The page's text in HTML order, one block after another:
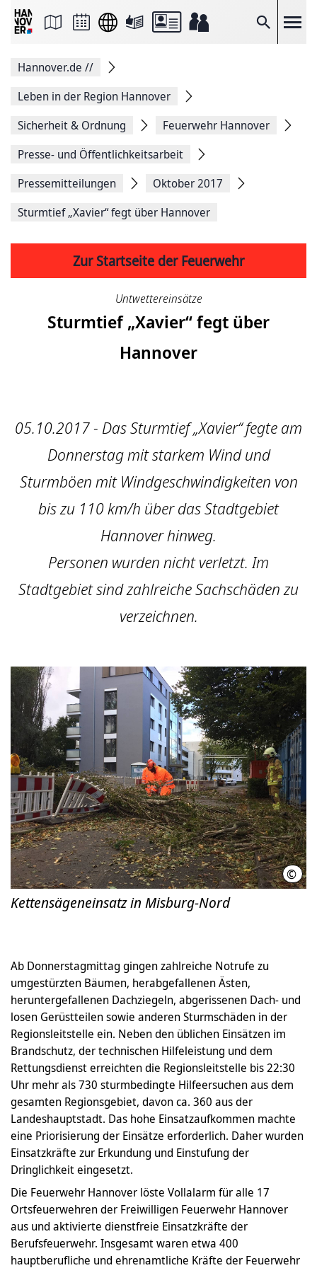
Suche
Seite
Facebook
teilen
Seitenlink
Seite
Hannover.de //
Leben in der Region Hannover
Sicherheit & Ordnung
Feuerwehr Hannover
Presse- und Öffentlichkeitsarbeit
Pressemitteilungen
Oktober 2017
Sturmtief „Xavier“ fegt über Hannover
Zur Startseite der Feuerwehr
Untwettereinsätze
Sturmtief „Xavier“ fegt über
Hannover
05.10.2017 - Das Sturmtief „Xavier“ fegte am
Donnerstag mit starkem Wind und
Sturmböen mit Windgeschwindigkeiten von
bis zu 110 km/h über das Stadtgebiet
Hannover hinweg.
Personen wurden nicht verletzt. Im
Stadtgebiet sind zahlreiche Sachschäden zu
verzeichnen.
©
Kettensägeneinsatz in Misburg-Nord
Ab Donnerstagmittag gingen zahlreiche Notrufe zu
umgestürzten Bäumen, herabgefallenen Ästen,
heruntergefallenen Dachziegeln, abgerissenen Dach- und
losen Gerüstteilen sowie anderen Sturmschäden in der
Regionsleitstelle ein. Neben den üblichen Einsätzen im
Brandschutz, der technischen Hilfeleistung und dem
Rettungsdienst erreichten die Regionsleitstelle bis 22:30
Uhr mehr als 730 sturmbedingte Hilfeersuchen aus dem
gesamten Regionsgebiet, davon ca. 360 aus der
Landeshauptstadt. Das hohe Einsatzaufkommen machte
eine Priorisierung der Einsätze erforderlich. Daher wurden
Einsatzkräfte zur Erkundung und Einstufung der
Dringlichkeit eingesetzt.
Die Feuerwehr Hannover löste Vollalarm für alle 17
Ortsfeuerwehren der Freiwilligen Feuerwehr Hannover
aus und aktivierte dienstfreie Einsatzkräfte der
Berufsfeuerwehr. Insgesamt waren etwa 400
hauptberufliche und ehrenamtliche Kräfte der Feuerwehr